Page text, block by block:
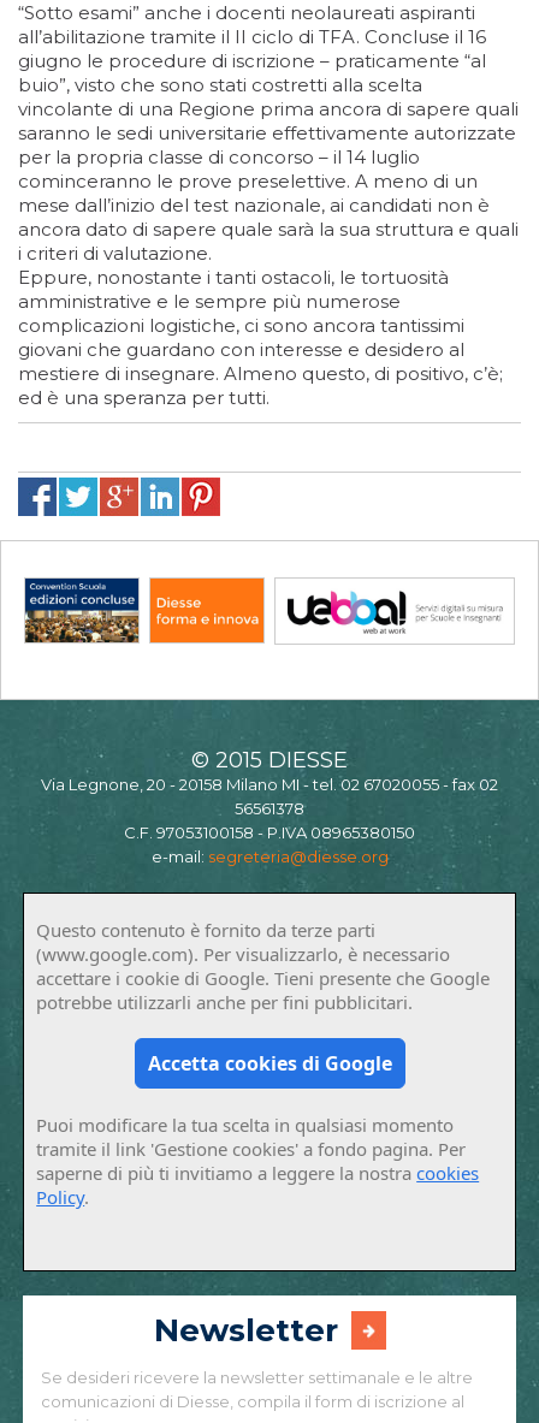
“Sotto esami” anche i docenti neolaureati aspiranti
all’abilitazione tramite il II ciclo di TFA. Concluse il 16
giugno le procedure di iscrizione – praticamente “al
buio”, visto che sono stati costretti alla scelta
vincolante di una Regione prima ancora di sapere quali
saranno le sedi universitarie effettivamente autorizzate
per la propria classe di concorso – il 14 luglio
cominceranno le prove preselettive. A meno di un
mese dall’inizio del test nazionale, ai candidati non è
ancora dato di sapere quale sarà la sua struttura e quali
i criteri di valutazione.
Eppure, nonostante i tanti ostacoli, le tortuosità
amministrative e le sempre più numerose
complicazioni logistiche, ci sono ancora tantissimi
giovani che guardano con interesse e desidero al
mestiere di insegnare. Almeno questo, di positivo, c’è;
ed è una speranza per tutti.
© 2015 DIESSE
Via Legnone, 20 - 20158 Milano MI - tel. 02 67020055 - fax 02
56561378
C.F. 97053100158 - P.IVA 08965380150
e-mail: segreteria@diesse.org
Questo contenuto è fornito da terze parti
(www.google.com). Per visualizzarlo, è necessario
accettare i cookie di Google. Tieni presente che Google
potrebbe utilizzarli anche per fini pubblicitari.
Accetta cookies di Google
Puoi modificare la tua scelta in qualsiasi momento
tramite il link 'Gestione cookies' a fondo pagina. Per
saperne di più ti invitiamo a leggere la nostracookies
Policy.
Newsletter
Se desideri ricevere la newsletter settimanale e le altre
comunicazioni di Diesse, compila il form di iscrizione al